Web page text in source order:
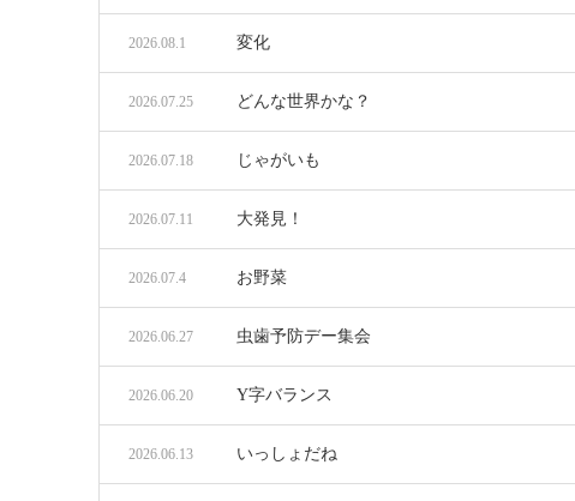
変化
2026.08.1
どんな世界かな？
2026.07.25
じゃがいも
2026.07.18
大発見！
2026.07.11
お野菜
2026.07.4
虫歯予防デー集会
2026.06.27
Y字バランス
2026.06.20
いっしょだね
2026.06.13